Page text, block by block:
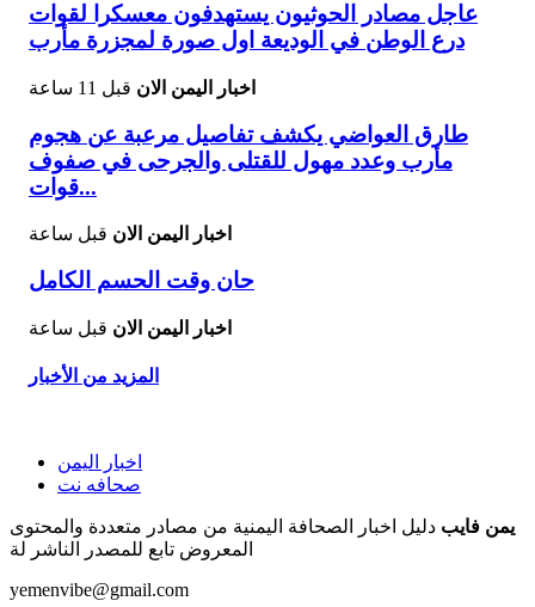
عاجل مصادر الحوثيون يستهدفون معسكرا لقوات
درع الوطن في الوديعة اول صورة لمجزرة مأرب
اخبار اليمن الان قبل 11 ساعة
طارق العواضي يكشف تفاصيل مرعبة عن هجوم
مأرب وعدد مهول للقتلى والجرحى في صفوف
قوات...
اخبار اليمن الان قبل ساعة
حان وقت الحسم الكامل
اخبار اليمن الان قبل ساعة
المزيد من الأخبار
اخبار اليمن
صحافه نت
يمن فايب دليل اخبار الصحافة اليمنية من مصادر متعددة والمحتوى
المعروض تابع للمصدر الناشر لة
yemenvibe@gmail.com